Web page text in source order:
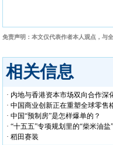
免责声明：本文仅代表作者本人观点，与
相关信息
· 内地与香港资本市场双向合作深
· 中国商业创新正在重塑全球零售
· 中国“预制房”是怎样爆单的？
· “十五五”专项规划里的“柴米油盐”
· 稻田赛装